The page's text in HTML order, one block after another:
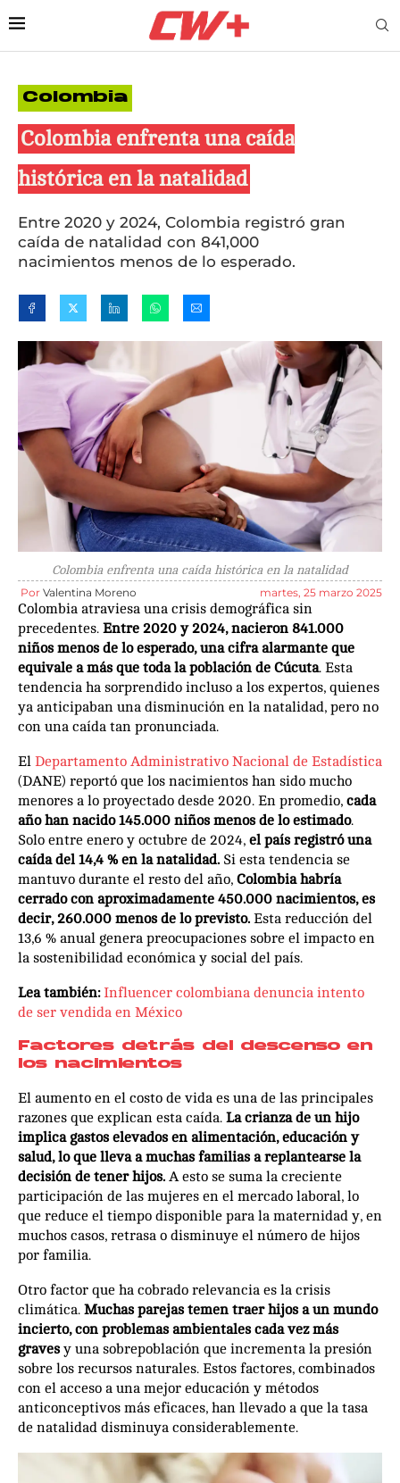
Colombia
Colombia enfrenta una caída
histórica en la natalidad
Entre 2020 y 2024, Colombia registró gran
caída de natalidad con 841,000
nacimientos menos de lo esperado.
Colombia enfrenta una caída histórica en la natalidad
Por Valentina Moreno martes, 25 marzo 2025
Colombia atraviesa una crisis demográfica sin
precedentes. Entre 2020 y 2024, nacieron 841.000
niños menos de lo esperado, una cifra alarmante que
equivale a más que toda la población de Cúcuta. Esta
tendencia ha sorprendido incluso a los expertos, quienes
ya anticipaban una disminución en la natalidad, pero no
con una caída tan pronunciada.
El Departamento Administrativo Nacional de Estadística
(DANE) reportó que los nacimientos han sido mucho
menores a lo proyectado desde 2020. En promedio, cada
año han nacido 145.000 niños menos de lo estimado.
Solo entre enero y octubre de 2024, el país registró una
caída del 14,4 % en la natalidad. Si esta tendencia se
mantuvo durante el resto del año, Colombia habría
cerrado con aproximadamente 450.000 nacimientos, es
decir, 260.000 menos de lo previsto. Esta reducción del
13,6 % anual genera preocupaciones sobre el impacto en
la sostenibilidad económica y social del país.
Lea también: Influencer colombiana denuncia intento
de ser vendida en México
Factores detrás del descenso en
los nacimientos
El aumento en el costo de vida es una de las principales
razones que explican esta caída. La crianza de un hijo
implica gastos elevados en alimentación, educación y
salud, lo que lleva a muchas familias a replantearse la
decisión de tener hijos. A esto se suma la creciente
participación de las mujeres en el mercado laboral, lo
que reduce el tiempo disponible para la maternidad y, en
muchos casos, retrasa o disminuye el número de hijos
por familia.
Otro factor que ha cobrado relevancia es la crisis
climática. Muchas parejas temen traer hijos a un mundo
incierto, con problemas ambientales cada vez más
gravesy una sobrepoblación que incrementa la presión
sobre los recursos naturales. Estos factores, combinados
con el acceso a una mejor educación y métodos
anticonceptivos más eficaces, han llevado a que la tasa
de natalidad disminuya considerablemente.